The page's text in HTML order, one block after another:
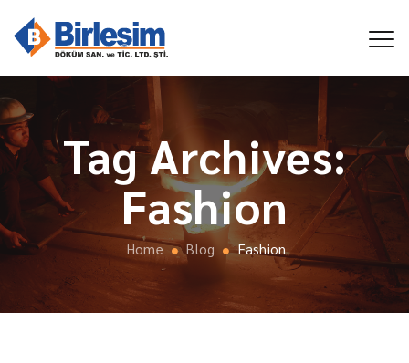
Tag Archives:
Fashion
Home Blog Fashion